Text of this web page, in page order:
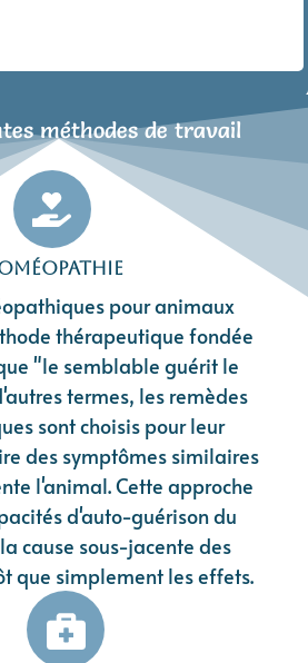
méthodes de travail
pour animaux
thérapeutique fondée
"le semblable guérit le
termes, les remèdes
sont choisis pour leur
des symptômes similaires
l'animal. Cette approche
d'auto-guérison du
cause sous-jacente des
que simplement les effets.